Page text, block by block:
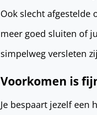
Ook slecht afgestelde
meer goed sluiten of
simpelweg versleten
Voorkomen is
Je bespaart jezelf